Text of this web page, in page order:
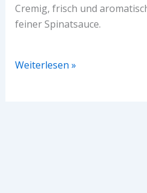
Cremig, frisch und
feiner Spinatsauce.
Weiterlesen »